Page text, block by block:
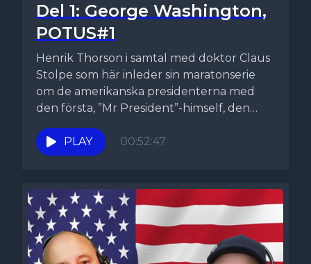
Del 1: George Washington,
POTUS#1
Henrik Thorson i samtal med doktor Claus
Stolpe som här inleder sin maratonserie
om de amerikanska presidenterna med
den första, ”Mr President”-himself, den
beundrade...
PLAY
00:52:47